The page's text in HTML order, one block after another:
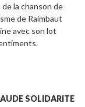
la chanson de
de Raimbaut
avec son lot
SOLIDARITE